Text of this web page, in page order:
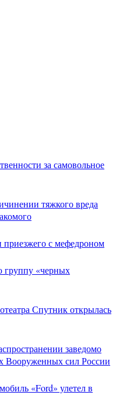
за самовольное
тяжкого вреда
с мефедроном
группу «черных
Спутник открылась
заведомо
Вооруженных сил России
«Ford» улетел в